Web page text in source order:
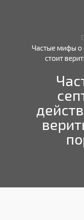
Частые мифы о
стоит